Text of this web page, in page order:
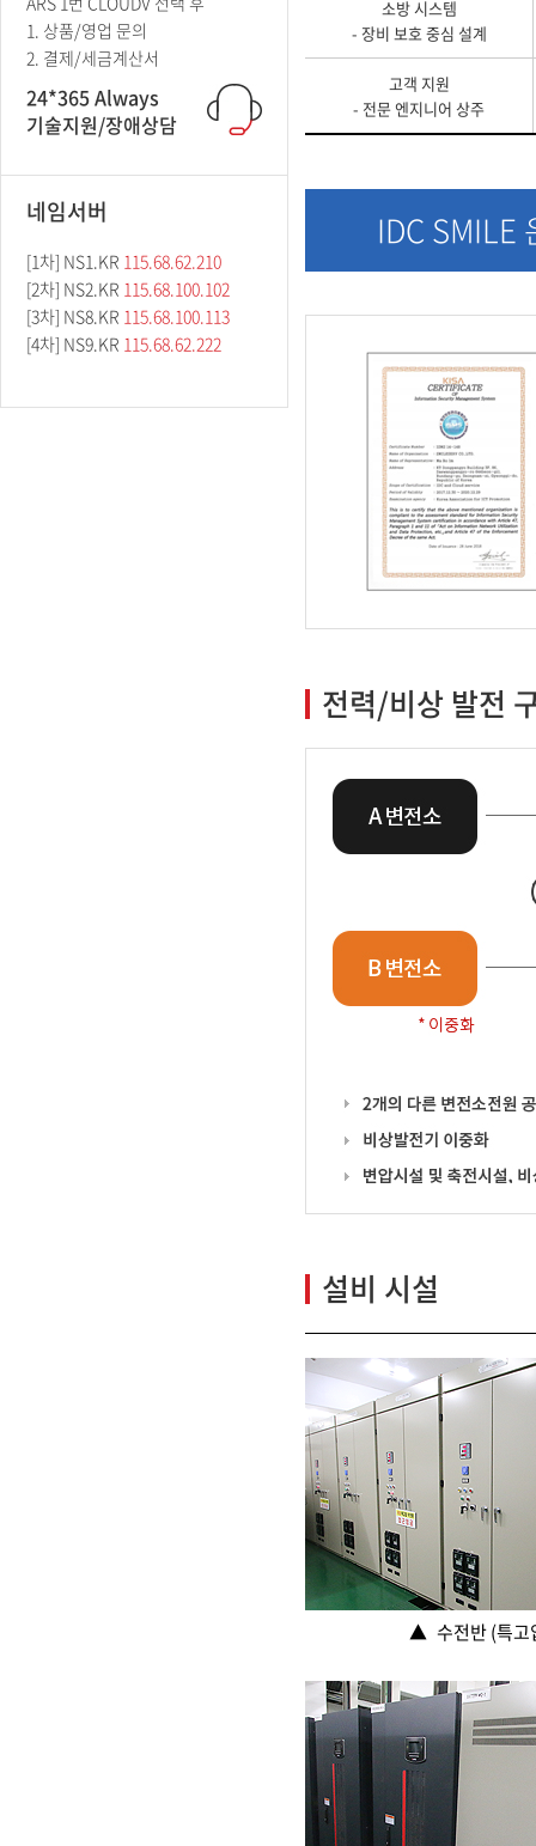
1. 상품/영업 문의
2. 결제/세금계산서
24*365 Always
기술지원/장애상담
네임서버
[1차] NS1.KR 115.68.62.210
[2차] NS2.KR 115.68.100.102
[3차] NS8.KR 115.68.100.113
[4차] NS9.KR 115.68.62.222
소방 시스템
- 장비 보호 중심 설계
고객 지원
- 전문 엔지니어 상주
IDC SMILE
전력/비상 발전
설비 시설
▲ 수전반 (특고